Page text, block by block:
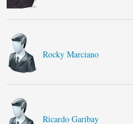
Rocky Marciano
Ricardo Garibay